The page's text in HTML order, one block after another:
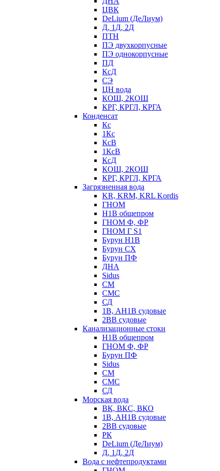
ЦВК
DeLium (ДеЛиум)
Д, 1Д, 2Д
ПТН
ПЭ двухкорпусные
ПЭ однокорпусные
ПД
КсД
СЭ
ЦН вода
КОШ, 2КОШ
КРГ, КРГЛ, КРГА
Конденсат
Кс
1Кс
КсВ
1КсВ
КсД
КОШ, 2КОШ
КРГ, КРГЛ, КРГА
Загрязненная вода
KR, KRM, KRL Kordis
ГНОМ
Н1В общепром
ГНОМ Ф, ФР
ГНОМ Г S1
Бурун Н1В
Бурун СХ
Бурун ПФ
ДНА
Sidus
СМ
СМС
СД
1В, АН1В судовые
2ВВ судовые
Канализационные стоки
Н1В общепром
ГНОМ Ф, ФР
Бурун ПФ
Sidus
СМ
СМС
СД
Морская вода
ВК, ВКС, ВКО
1В, АН1В судовые
2ВВ судовые
РК
DeLium (ДеЛиум)
Д, 1Д, 2Д
Вода с нефтепродуктами